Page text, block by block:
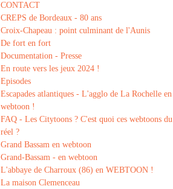
CONTACT
CREPS de Bordeaux - 80 ans
Croix-Chapeau : point culminant de l'Aunis
De fort en fort
Documentation - Presse
En route vers les jeux 2024 !
Episodes
Escapades atlantiques - L'agglo de La Rochelle en
webtoon !
FAQ - Les Citytoons ? C'est quoi ces webtoons du
réel ?
Grand Bassam en webtoon
Grand-Bassam - en webtoon
L'abbaye de Charroux (86) en WEBTOON !
La maison Clemenceau